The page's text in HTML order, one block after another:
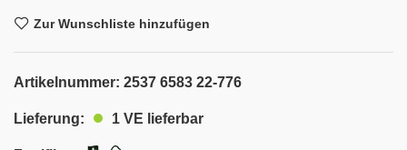
Zur Wunschliste hinzufügen
Artikelnummer: 2537 6583 22-776
Lieferung: 1 VE lieferbar